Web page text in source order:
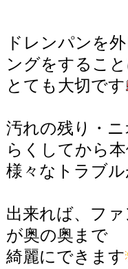
ドレンパンを
ングをするこ
とても大切です
汚れの残り・
らくしてから
様々なトラブ
出来れば、フ
が奥の奥まで
綺麗にできます